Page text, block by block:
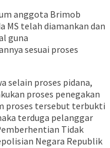
anggota Brimob
MS telah diamankan dan
guna
sesuai proses
selain proses pidana,
proses penegakan
proses tersebut terbukti
terduga pelanggar
Tidak
Negara Republik